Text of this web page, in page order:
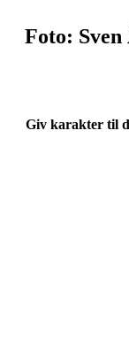
Foto:
Giv karakter til